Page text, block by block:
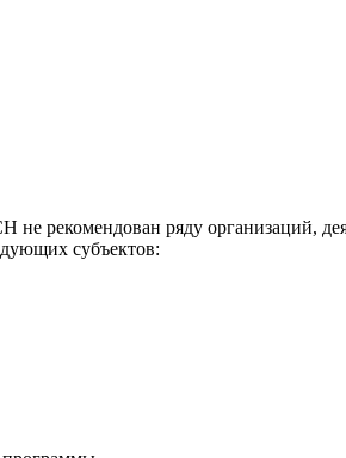
не рекомендован ряду организаций,
субъектов: